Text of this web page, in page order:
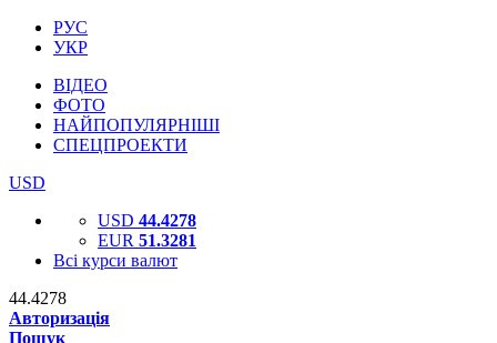
РУС
УКР
ВІДЕО
ФОТО
НАЙПОПУЛЯРНІШІ
СПЕЦПРОЕКТИ
USD
USD 44.4278
EUR 51.3281
Всі курси валют
44.4278
Авторизація
Пошук